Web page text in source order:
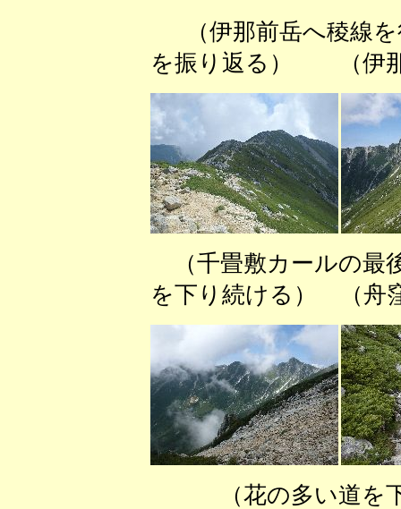
（伊那前岳へ稜線
を振り返る） （伊那
（千畳敷カールの
を下り続ける） （舟
（花の多い道